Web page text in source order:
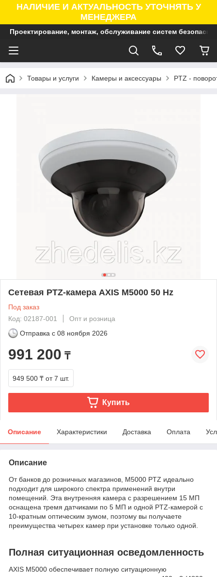
НАЛИЧИЕ И АКТУАЛЬНОСТЬ УТОЧНЯТЬ У
МЕНЕДЖЕРА
Проектирование, монтаж, обслуживание систем
Товары и услуги Камеры и аксессуары PTZ -
Сетевая PTZ-камера AXIS M5000 50 Hz
Под заказ
Код: 02187-001
Опт и розница
Отправка с 08 ноября 2026
991 200 ₸
949 500 ₸ от 7 шт.
Купить
Описание Характеристики Доставка Оплата
Описание
От банков до розничных магазинов, M5000 PTZ идеально
подходит для широкого спектра применений внутри
помещений. Эта внутренняя камера с разрешением 15 МП
оснащена тремя датчиками по 5 МП и одной PTZ-камерой с
10-кратным оптическим зумом, поэтому вы получаете
преимущества четырех камер при установке только одной.
Полная ситуационная осведомленность
AXIS M5000 обеспечивает полную ситуационную